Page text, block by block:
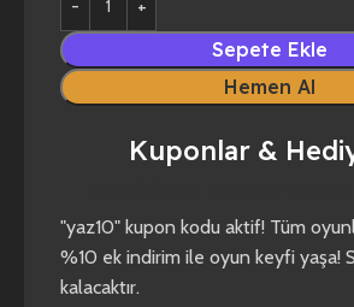
Sepete Ekle
Hemen Al
Kuponlar &
"yaz10" kupon kodu aktif! Tüm
%10 ek indirim ile oyun keyfi yaşa!
kalacaktır.